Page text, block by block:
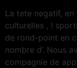
La tete negatif, en
culturelles , !
de rond-point en
nombre d’. Nous
compagnie de